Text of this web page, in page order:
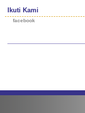
Ikuti Kami
facebook